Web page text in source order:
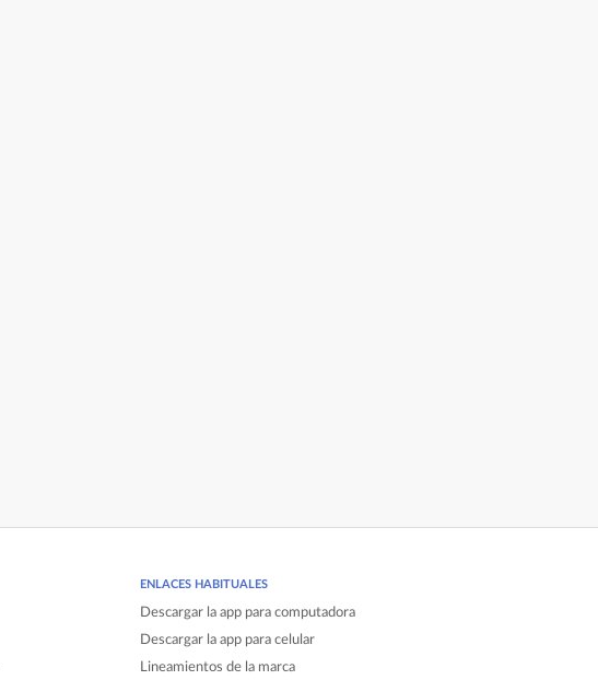
ENLACES HABITUALES
Descargar la app para computadora
Descargar la app para celular
Lineamientos de la marca